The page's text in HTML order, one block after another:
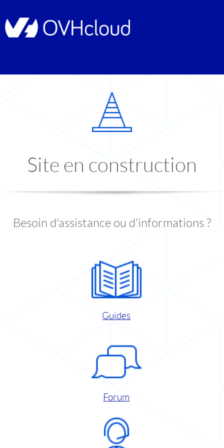
Site en construction
Besoin d'assistance ou d'informations ?
Guides
Forum